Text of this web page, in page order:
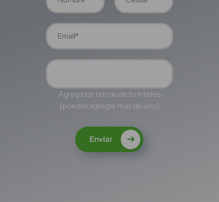
Agrega los temas de tu interes
(puedes agregar mas de uno)
Enviar